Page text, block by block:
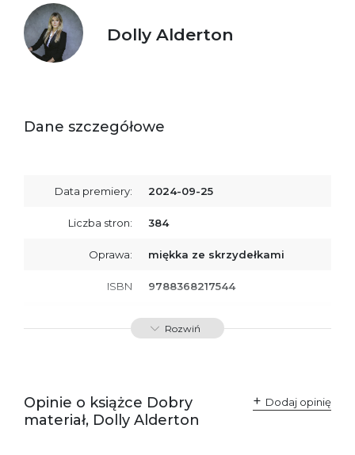
Dolly Alderton
Dane szczegółowe
Data premiery: 2024-09-25
Liczba stron: 384
Oprawa: miękka ze skrzydełkami
ISBN 9788368217544
K800788
Rozwiń
Opinie o książce Dobry
materiał, Dolly Alderton
Dodaj opinię